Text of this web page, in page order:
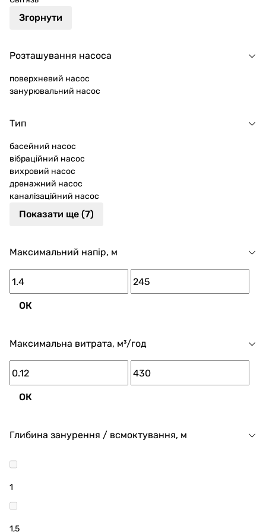
Згорнути
Розташування насоса
поверхневий насос
занурювальний насос
Тип
басейний насос
вібраційний насос
вихровий насос
дренажний насос
каналізаційний насос
Показати ще (7)
Максимальний напір, м
ОК
Максимальна витрата, м³/год
ОК
Глибина занурення / всмоктування, м
1
1,5